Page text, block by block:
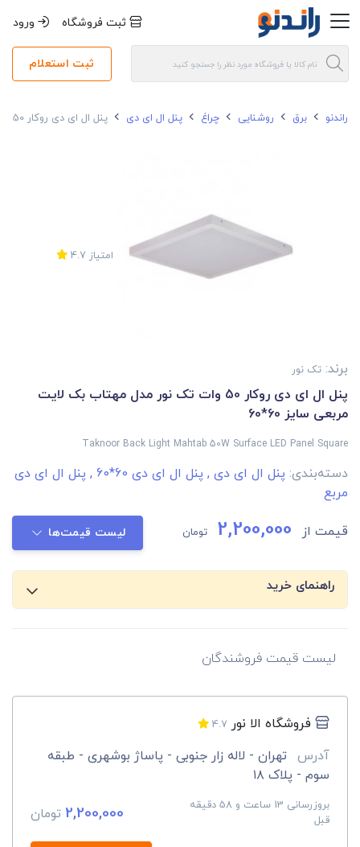
ثبت فروشگاه ورود
ثبت استعلام
راندنو برق روشنایی چراغ پنل ال ای دی پنل ال ای دی روکار 50 وات تک نور مدل مهتاب بک لایت مربعی سایز 60*60
امتیاز 4.7
برند: تک نور
پنل ال ای دی روکار 50 وات تک نور مدل مهتاب بک لایت
مربعی سایز 60*60
Taknoor Back Light Mahtab 50W Surface LED Panel Square
دسته‌بندی: پنل ال ای دی , پنل ال ای دی 60*60 , پنل ال ای دی
مربع
قیمت از 2,200,000 تومان لیست قیمت‌ها
راهنمای خرید
لیست قیمت فروشندگان
فروشگاه الا نور 4.7
آدرس
تهران - لاله زار جنوبی - پاساژ بوشهری - طبقه
سوم - پلاک ۱۸
بروزرسانی 13 ساعت و 58 دقیقه
قبل
2,200,000 تومان